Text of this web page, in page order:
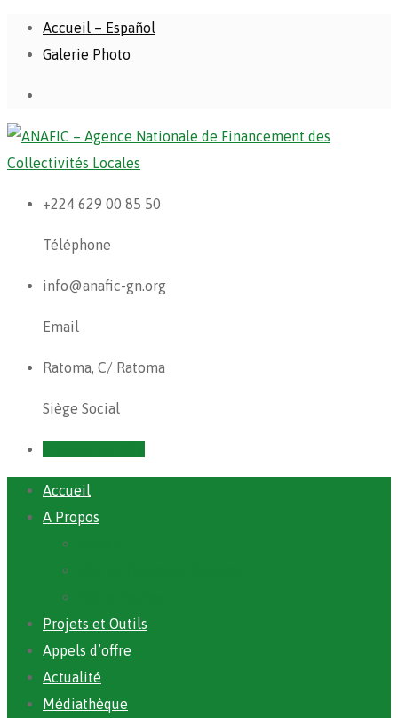
Accueil – Español
Galerie Photo
+224 629 00 85 50
Téléphone
info@anafic-gn.org
Email
Ratoma, C/ Ratoma
Siège Social
Accueil
A Propos
Projets et Outils
Appels d’offre
Actualité
Médiathèque